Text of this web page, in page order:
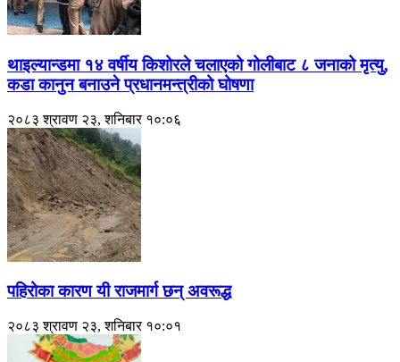
थाइल्यान्डमा १४ वर्षीय किशोरले चलाएको गोलीबाट ८ जनाको मृत्यु,
कडा कानुन बनाउने प्रधानमन्त्रीको घोषणा
२०८३ श्रावण २३, शनिबार १०:०६
पहिरोका कारण यी राजमार्ग छन् अवरूद्ध
२०८३ श्रावण २३, शनिबार १०:०१